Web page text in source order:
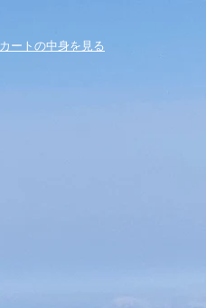
カートの中身を見る